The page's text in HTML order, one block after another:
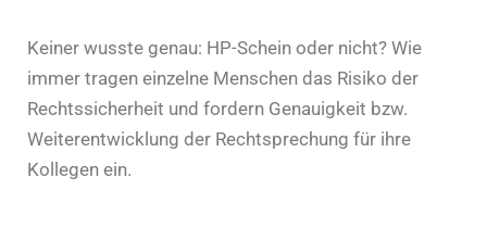
Keiner wusste genau: HP-Schein oder nicht? Wie
immer tragen einzelne Menschen das Risiko der
Rechtssicherheit und fordern Genauigkeit bzw.
Weiterentwicklung der Rechtsprechung für ihre
Kollegen ein.